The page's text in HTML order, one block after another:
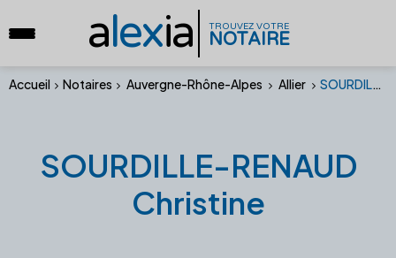
alexia TROUVEZ VOTRE
NOTAIRE
Accueil Notaires Auvergne-Rhône-Alpes Allier SOURDILLE-RENAUD Christine
SOURDILLE-RENAUD
Christine